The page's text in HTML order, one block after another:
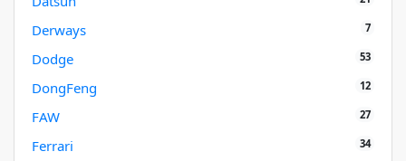
Derways 7
Dodge 53
DongFeng 12
FAW 27
Ferrari 34